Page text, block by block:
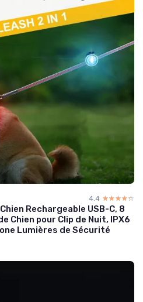
4.4 ☆☆☆☆☆
★★★★★
Rechargeable USB-C, 8
Chien pour Clip de Nuit, IPX6
Lumières de Sécurité